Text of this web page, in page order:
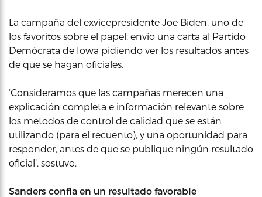
La campaña del exvicepresidente Joe Biden, uno de
los favoritos sobre el papel, envío una carta al Partido
Demócrata de Iowa pidiendo ver los resultados antes
de que se hagan oficiales.
‘Consideramos que las campañas merecen una
explicación completa e información relevante sobre
los metodos de control de calidad que se están
utilizando (para el recuento), y una oportunidad para
responder, antes de que se publique ningún resultado
oficial’, sostuvo.
Sanders confía en un resultado favorable